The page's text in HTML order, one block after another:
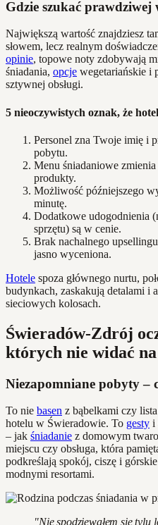
Gdzie szukać prawdziwej
Największą wartość znajdziesz
słowem, lecz realnym
opinie, topowe noty zdobywają
śniadania, opcje wegetariańskie i
sztywnej obsługi.
5 nieoczywistych oznak, że
Personel zna Twoje imię i
pobytu.
Menu śniadaniowe
produkty.
Możliwość późniejszego
minutę.
Dodatkowe udogodnienia
sprzętu) są w cenie.
Brak nachalnego
jasno wyceniona.
Hotele spoza głównego nurtu,
budynkach, zaskakują detalami i
sieciowych kolosach.
Świeradów-Zdrój
których nie widać
Niezapomniane pobyty –
To nie basen z bąbelkami czy
hotelu w Świeradowie. To gesty i
– jak śniadanie z domowym
miejscu czy obsługa, która
podkreślają spokój, ciszę i
modnymi resortami.
"Nie spodziewałem się tylu